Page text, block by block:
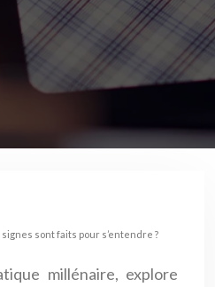
sont faits pour s’entendre ?
millénaire, explore